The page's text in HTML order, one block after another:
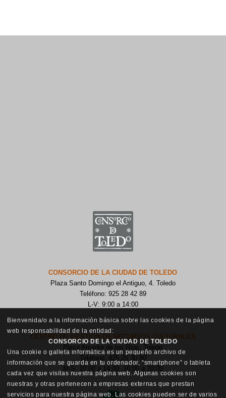
CONSORCIO DE LA CIUDAD DE TOLEDO
Plaza Santo Domingo el Antiguo, 4. Toledo
Teléfono: 925 28 42 89
L-V: 9:00 a 14:00
CENTRO DE GESTIÓN DE RECURSOS CULTURALES
Plaza Amador de los Ríos, Toledo
Teléfono: 925 25 30 80
M-S: 10:00 a 14:00, 16:00 a 20:00
Bienvenida/o a la información básica sobre las cookies de la página
web responsabilidad de la entidad:
CONSORCIO DE LA CIUDAD DE TOLEDO
Una cookie o galleta informática es un pequeño archivo de
información que se guarda en tu ordenador, “smartphone” o tableta
cada vez que visitas nuestra página web. Algunas cookies son
nuestras y otras pertenecen a empresas externas que prestan
servicios para nuestra página web. Las cookies pueden ser de varios